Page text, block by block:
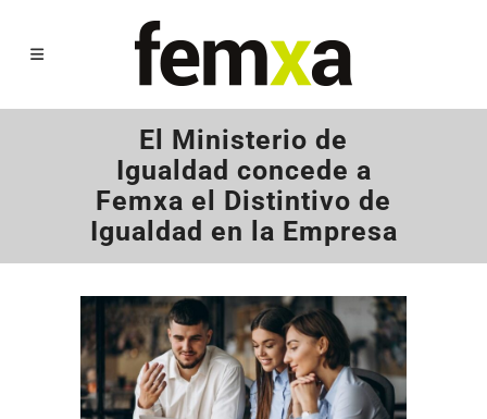
El Ministerio de
Igualdad concede a
Femxa el Distintivo de
Igualdad en la Empresa